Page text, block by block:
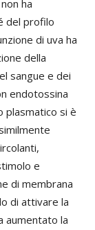
ha
del profilo
di uva ha
della
sangue e dei
endotossina
plasmatico si è
e
di membrana
di attivare la
aumentato la